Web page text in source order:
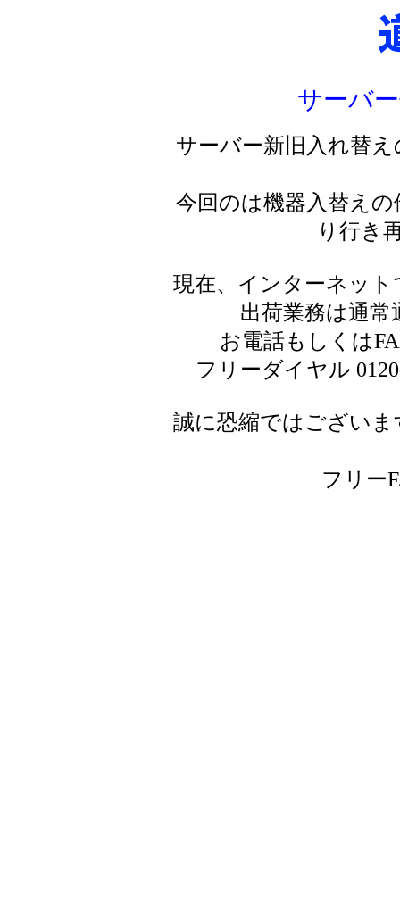
サーバ
サーバー新旧入れ替
今回のは機器入替え
り行き
現在、インターネッ
出荷業務は通
お電話もしくは
フリーダイヤル
誠に恐縮ではござい
フリー